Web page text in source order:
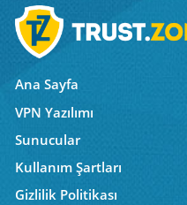
Ana Sayfa
VPN Yazılımı
Sunucular
Kullanım Şartları
Gizlilik Politikası